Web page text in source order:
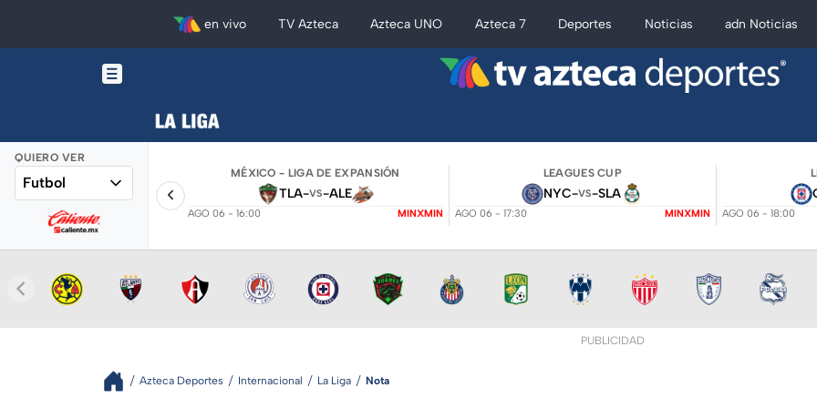
en vivo TV Azteca Azteca UNO Azteca 7 Deportes Noticias adn Noticias
QUIERO VER
Futbol
MÉXICO - LIGA DE EXPANSIÓN
TLA-VS-ALE
AGO 06 - 16:00 MINXMIN
LEAGUES CUP
NYC-VS-SLA
AGO 06 - 17:30 MINXMIN AGO 06 - 18:00
PUBLICIDAD
Azteca Deportes Internacional La Liga Nota